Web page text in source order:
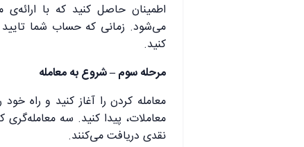
اطمینان حاصل کنید که با
می‌شود. زمانی که حساب شما تایید
کنید.
مرحله سوم – شروع به معامله
معامله کردن را آغاز کنید و راه
معاملات، پیدا کنید. سه معامله‌گری
نقدی دریافت می‌کنند.